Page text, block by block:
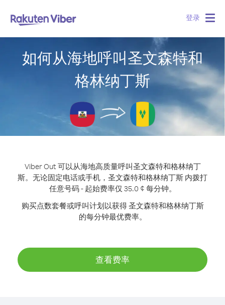
登录
如何从海地呼叫圣文森特和
格林纳丁斯
Viber Out 可以从海地高质量呼叫圣文森特和格林纳丁
斯。 无论固定电话或手机，圣文森特和格林纳丁斯 内拨打
任意号码 - 起始费率仅 35.0 ¢ 每分钟。
购买点数套餐或呼叫计划以获得 圣文森特和格林纳丁斯
的每分钟最优费率。
查看费率